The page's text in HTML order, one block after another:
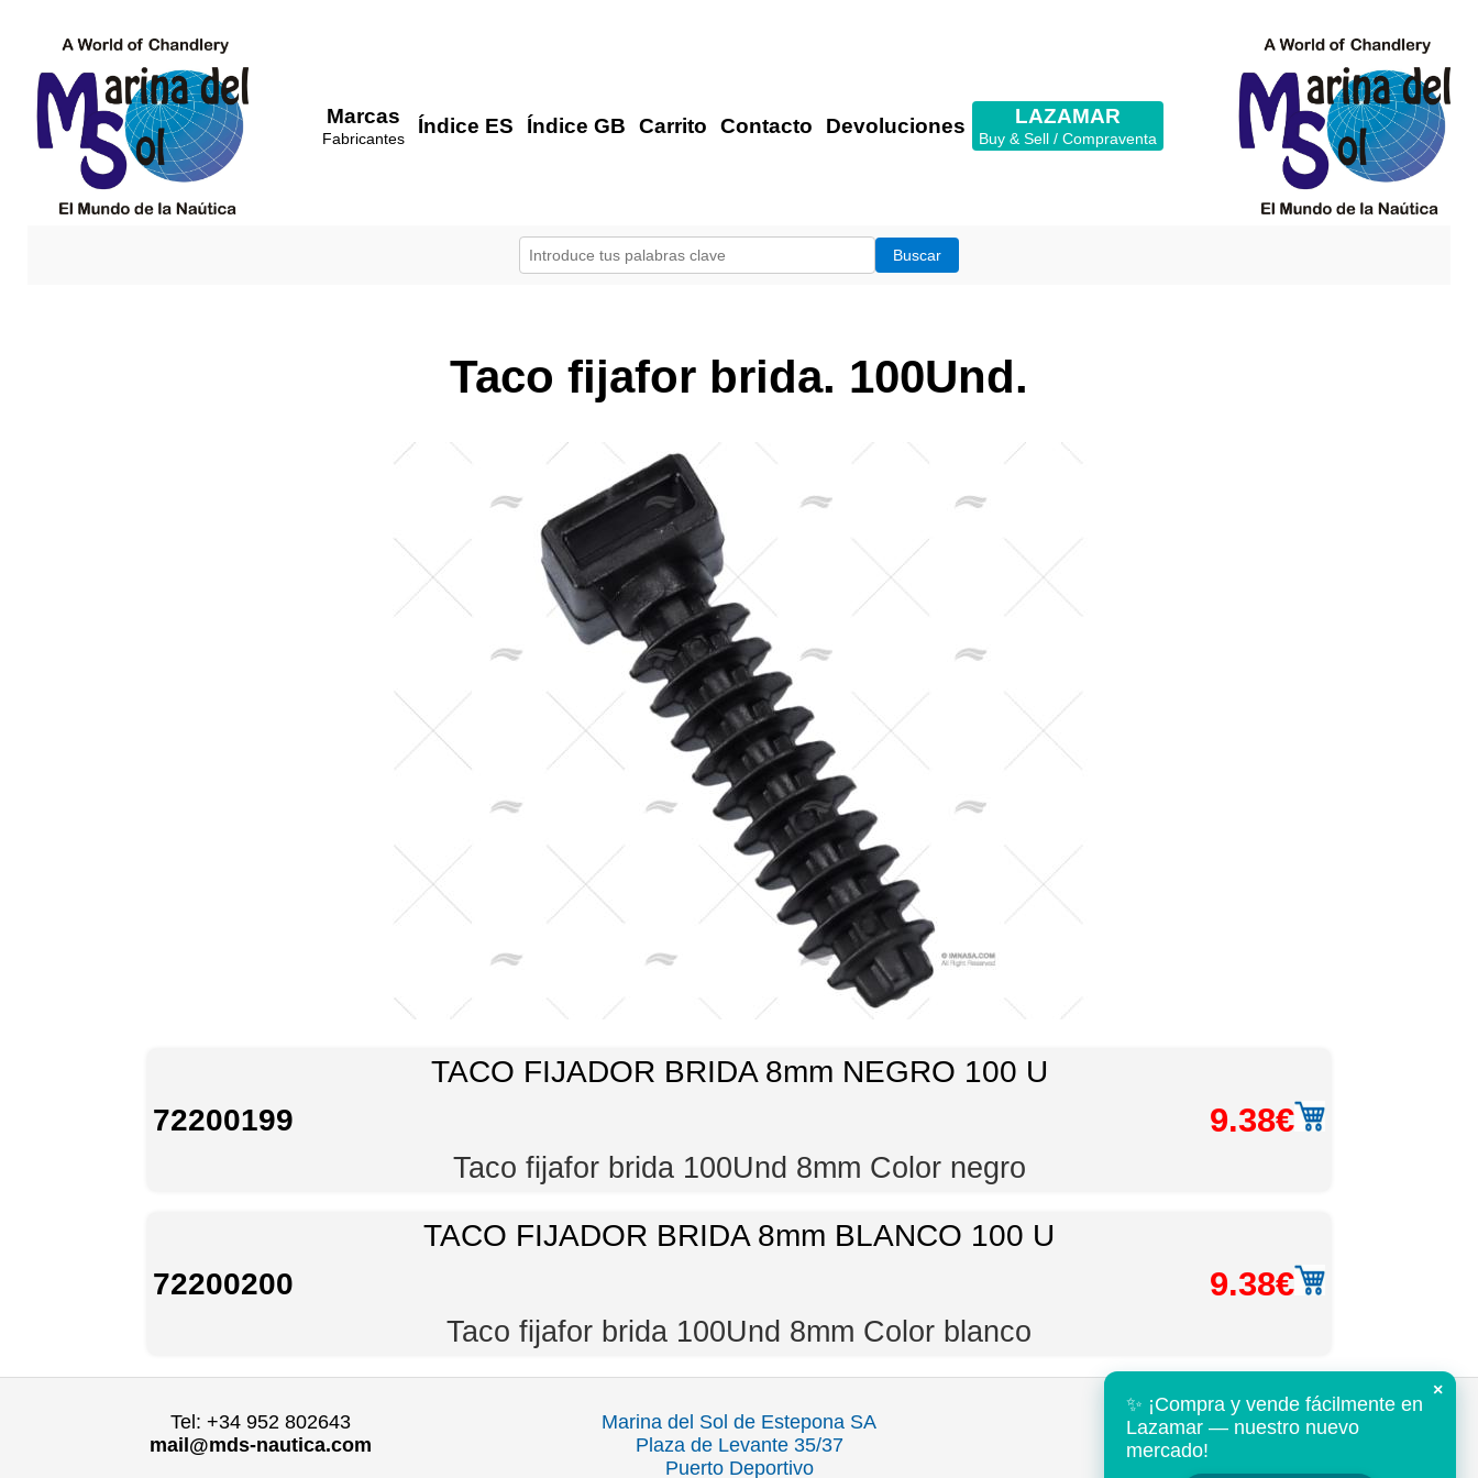
✨ ¡Compra y vende fácilmente en
Lazamar — nuestro nuevo
mercado!
×
Marcas
Fabricantes
Índice ES Índice GB Carrito Contacto Devoluciones LAZAMAR
Buy & Sell / Compraventa
Taco fijafor brida. 100Und.
TACO FIJADOR BRIDA 8mm NEGRO 100 U
72200199
9.38€
Taco fijafor brida 100Und 8mm Color negro
TACO FIJADOR BRIDA 8mm BLANCO 100 U
72200200
9.38€
Taco fijafor brida 100Und 8mm Color blanco
Tel: +34 952 802643
mail@mds-nautica.com
Marina del Sol de Estepona SA
Plaza de Levante 35/37
Puerto Deportivo
Tel: +34 952 802643
mail@mds-nautica.com